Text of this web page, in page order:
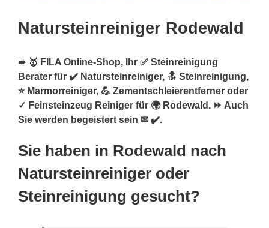
Natursteinreiniger Rodewald
➨ 🥇 FILA Online-Shop, Ihr ✅ Steinreinigung
Berater für ✔️ Natursteinreiniger, 🔝 Steinreinigung,
⭐ Marmorreiniger, 💪 Zementschleierentferner oder
✓ Feinsteinzeug Reiniger für 🌍 Rodewald. ⏩ Auch
Sie werden begeistert sein ✉ ✔️.
Sie haben in Rodewald nach
Natursteinreiniger oder
Steinreinigung gesucht?